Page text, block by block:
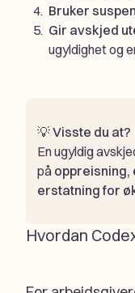
Bruker
Gir avskjed
ugyldighet og
💡Visste du at?
En ugyldig
på oppreisning,
erstatning for
Hvordan